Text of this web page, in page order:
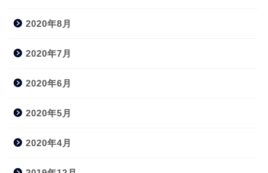
2020年8月
2020年7月
2020年6月
2020年5月
2020年4月